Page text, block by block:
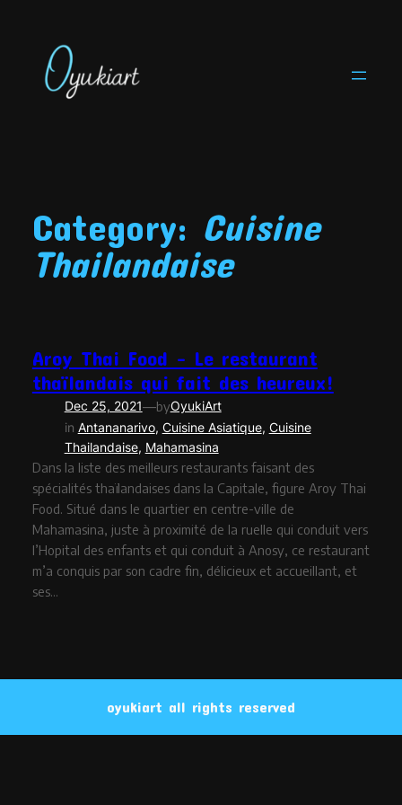
content
Category: Cuisine
Thailandaise
Aroy Thai Food – Le restaurant
thaïlandais qui fait des heureux!
Dec 25, 2021—byOyukiArt
in Antananarivo, Cuisine Asiatique, Cuisine
Thailandaise, Mahamasina
Dans la liste des meilleurs restaurants faisant des
spécialités thaïlandaises dans la Capitale, figure Aroy Thai
Food. Situé dans le quartier en centre-ville de
Mahamasina, juste à proximité de la ruelle qui conduit vers
l’Hopital des enfants et qui conduit à Anosy, ce restaurant
m’a conquis par son cadre fin, délicieux et accueillant, et
ses…
oyukiart all rights reserved